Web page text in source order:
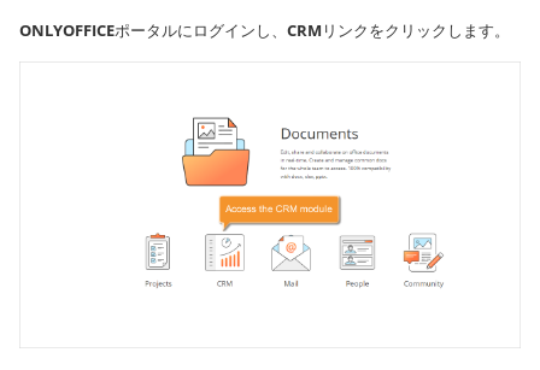
ONLYOFFICEポータルにログインし、 CRM リンクをクリックします。